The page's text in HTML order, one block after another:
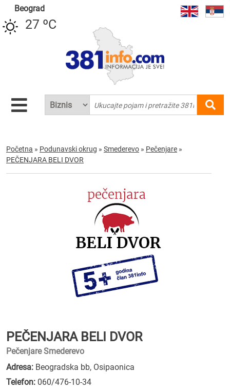
Beograd
27 ºC
Početna » Podunavski okrug » Smederevo » Pečenjare »
PEČENJARA BELI DVOR
PEČENJARA BELI DVOR
Pečenjare Smederevo
Adresa: Beogradska bb, Osipaonica
Telefon: 060/476-10-34